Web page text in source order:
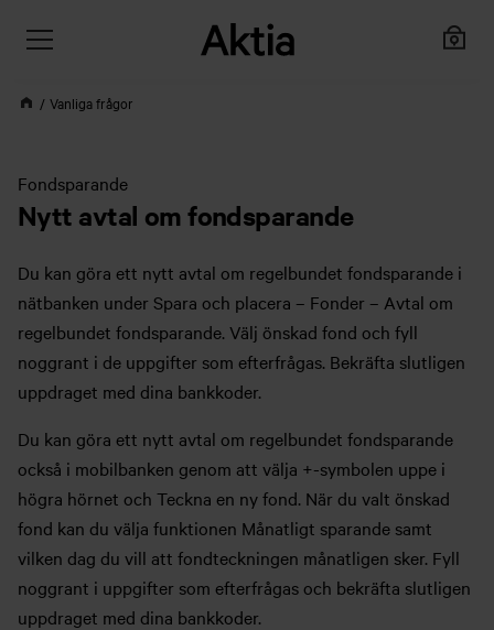
Vanliga frågor
Fondsparande
Nytt avtal om fondsparande
Du kan göra ett nytt avtal om regelbundet fondsparande i
nätbanken under Spara och placera – Fonder – Avtal om
regelbundet fondsparande. Välj önskad fond och fyll
noggrant i de uppgifter som efterfrågas. Bekräfta slutligen
uppdraget med dina bankkoder.
Du kan göra ett nytt avtal om regelbundet fondsparande
också i mobilbanken genom att välja +-symbolen uppe i
högra hörnet och Teckna en ny fond. När du valt önskad
fond kan du välja funktionen Månatligt sparande samt
vilken dag du vill att fondteckningen månatligen sker. Fyll
noggrant i uppgifter som efterfrågas och bekräfta slutligen
uppdraget med dina bankkoder.